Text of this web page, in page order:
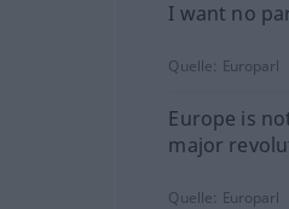
I want no
Quelle: Europarl
Europe is
major
Quelle: Europarl